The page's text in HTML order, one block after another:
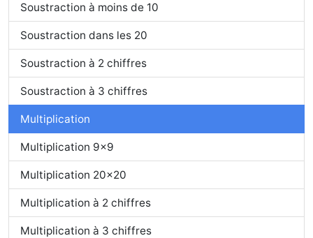
Soustraction à moins de 10
Soustraction dans les 20
Soustraction à 2 chiffres
Soustraction à 3 chiffres
Multiplication
Multiplication 9x9
Multiplication 20x20
Multiplication à 2 chiffres
Multiplication à 3 chiffres